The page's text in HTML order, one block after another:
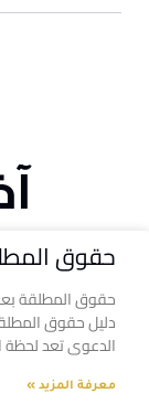
حقوق
حقوق المطلقة بعد
دليل حقوق
الدعوى تعد لحظة
معرفة المزيد »